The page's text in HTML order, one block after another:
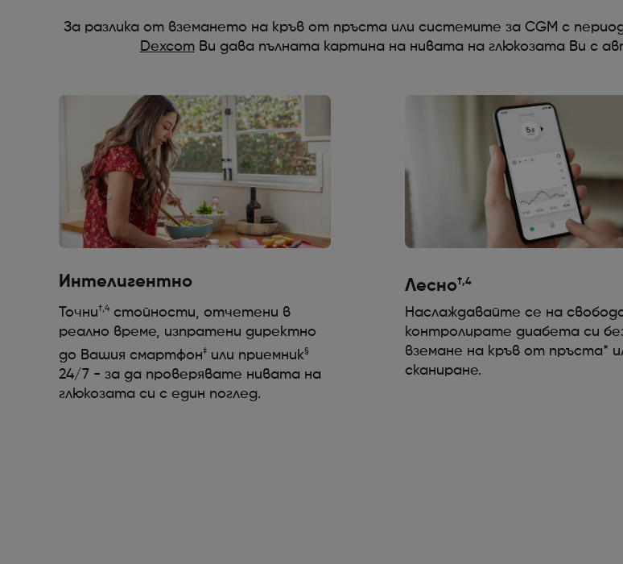
За разлика от вземането на кръв от пръста или системите за CGM с
DexcomВи дава пълната картина на нивата на глюкозата Ви с
Интелигентно
Точни†,4стойности, отчетени в
реално време, изпратени директно
до Вашия смартфон‡или приемник§
24/7 - за да проверявате нивата на
глюкозата си с един поглед.
Лесно†,4
Наслаждавайте се на
контролирате диабета си
вземане на кръв от пръста*
сканиране.